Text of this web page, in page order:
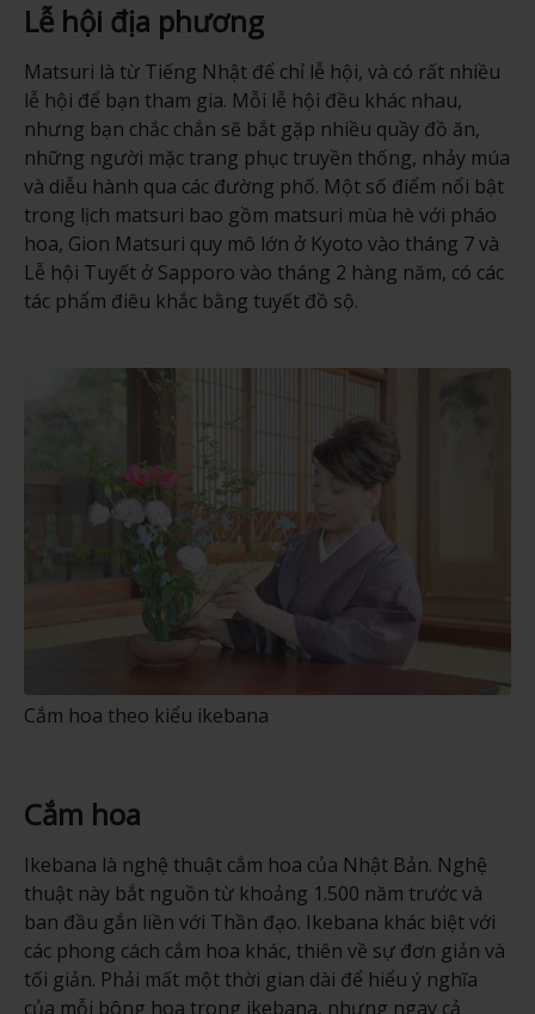
Lễ hội địa phương
Matsuri là từ Tiếng Nhật để chỉ lễ hội, và có rất nhiều
lễ hội để bạn tham gia. Mỗi lễ hội đều khác nhau,
nhưng bạn chắc chắn sẽ bắt gặp nhiều quầy đồ ăn,
những người mặc trang phục truyền thống, nhảy múa
và diễu hành qua các đường phố. Một số điểm nổi bật
trong lịch matsuri bao gồm matsuri mùa hè với pháo
hoa, Gion Matsuri quy mô lớn ở Kyoto vào tháng 7 và
Lễ hội Tuyết ở Sapporo vào tháng 2 hàng năm, có các
tác phẩm điêu khắc bằng tuyết đồ sộ.
Cắm hoa theo kiểu ikebana
Cắm hoa
Ikebana là nghệ thuật cắm hoa của Nhật Bản. Nghệ
thuật này bắt nguồn từ khoảng 1.500 năm trước và
ban đầu gắn liền với Thần đạo. Ikebana khác biệt với
các phong cách cắm hoa khác, thiên về sự đơn giản và
tối giản. Phải mất một thời gian dài để hiểu ý nghĩa
của mỗi bông hoa trong ikebana, nhưng ngay cả